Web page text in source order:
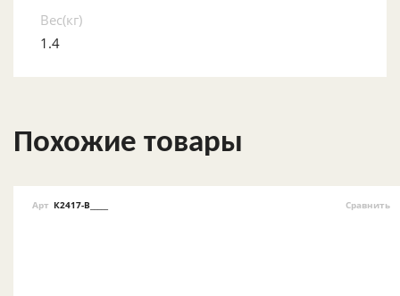
Вес(кг)
1.4
Похожие товары
Арт К2417-В_____ Сравнить